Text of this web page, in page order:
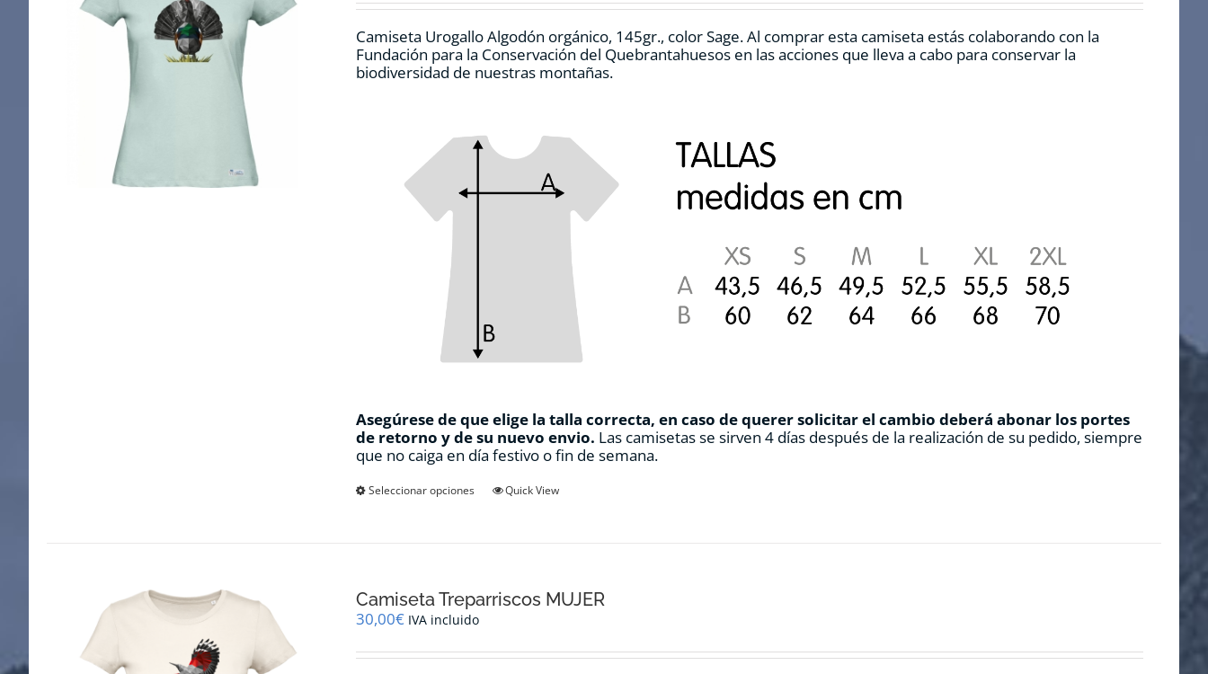
Camiseta Urogallo Algodón orgánico, 145gr., color Sage. Al comprar esta camiseta estás colaborando con la
Fundación para la Conservación del Quebrantahuesos en las acciones que lleva a cabo para conservar la
biodiversidad de nuestras montañas.
Asegúrese de que elige la talla correcta, en caso de querer solicitar el cambio deberá abonar los portes
de retorno y de su nuevo envio. Las camisetas se sirven 4 días después de la realización de su pedido, siempre
que no caiga en día festivo o fin de semana.
Seleccionar opciones
Este
opciones
elegir
Quick View
Camiseta Treparriscos MUJER
30,00€ IVA incluido